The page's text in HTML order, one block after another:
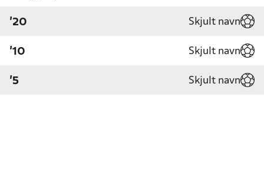
'20 Skjult navn
'10 Skjult navn
'5 Skjult navn